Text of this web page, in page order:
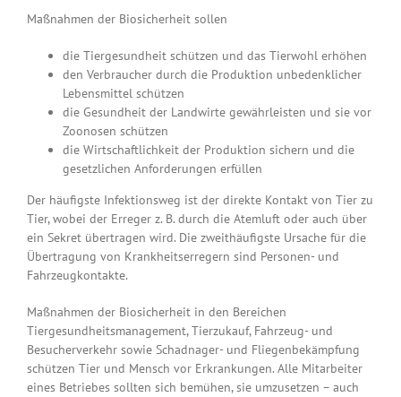
Maßnahmen der Biosicherheit sollen
die Tiergesundheit schützen und das Tierwohl erhöhen
den Verbraucher durch die Produktion unbedenklicher
Lebensmittel schützen
die Gesundheit der Landwirte gewährleisten und sie vor
Zoonosen schützen
die Wirtschaftlichkeit der Produktion sichern und die
gesetzlichen Anforderungen erfüllen
Der häufigste Infektionsweg ist der direkte Kontakt von Tier zu
Tier, wobei der Erreger z. B. durch die Atemluft oder auch über
ein Sekret übertragen wird. Die zweithäufigste Ursache für die
Übertragung von Krankheitserregern sind Personen- und
Fahrzeugkontakte.
Maßnahmen der Biosicherheit in den Bereichen
Tiergesundheitsmanagement, Tierzukauf, Fahrzeug- und
Besucherverkehr sowie Schadnager- und Fliegenbekämpfung
schützen Tier und Mensch vor Erkrankungen. Alle Mitarbeiter
eines Betriebes sollten sich bemühen, sie umzusetzen – auch